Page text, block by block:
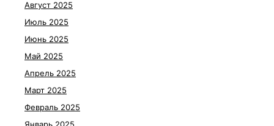
Август 2025
Июль 2025
Июнь 2025
Май 2025
Апрель 2025
Март 2025
Февраль 2025